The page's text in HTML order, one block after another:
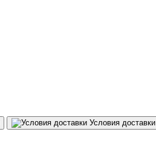
Условия доставки